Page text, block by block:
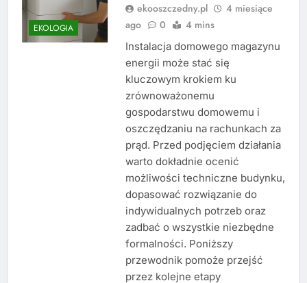
EKOLOGIA
ekooszczedny.pl
4 miesiące
ago
0 4 mins
Instalacja domowego magazynu
energii może stać się
kluczowym krokiem ku
zrównoważonemu
gospodarstwu domowemu i
oszczędzaniu na rachunkach za
prąd. Przed podjęciem działania
warto dokładnie ocenić
możliwości techniczne budynku,
dopasować rozwiązanie do
indywidualnych potrzeb oraz
zadbać o wszystkie niezbędne
formalności. Poniższy
przewodnik pomoże przejść
przez kolejne etapy